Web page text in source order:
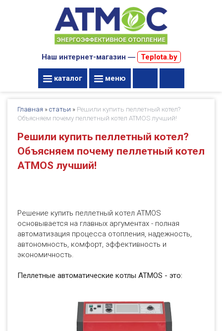
Наш интернет-магазин ― Teplota.by
каталог меню
Главная » статьи » Решили купить пеллетный котел?
Объясняем почему пеллетный котел ATMOS лучший!
Решили купить пеллетный котел?
Объясняем почему пеллетный котел
ATMOS лучший!
Решение купить пеллетный котел ATMOS
основывается на главных аргументах - полная
автоматизация процесса отопления, надежность,
автономность, комфорт, эффективность и
экономичность.
Пеллетные автоматические котлы ATMOS - это: